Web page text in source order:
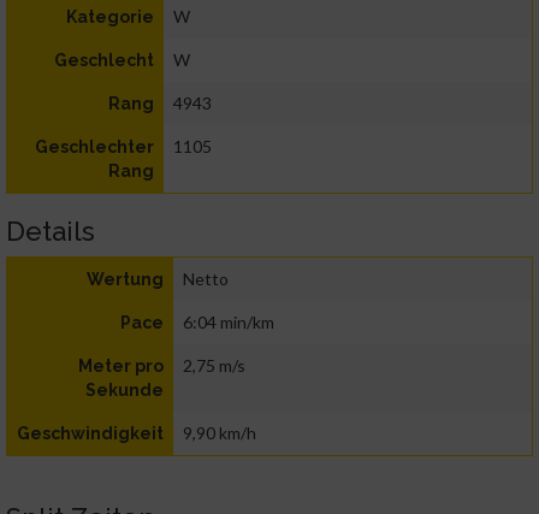
Kategorie W
Geschlecht W
Rang 4943
Geschlechter
Rang
1105
Details
Wertung Netto
Pace 6:04 min/km
Meter pro
Sekunde
2,75 m/s
Geschwindigkeit 9,90 km/h